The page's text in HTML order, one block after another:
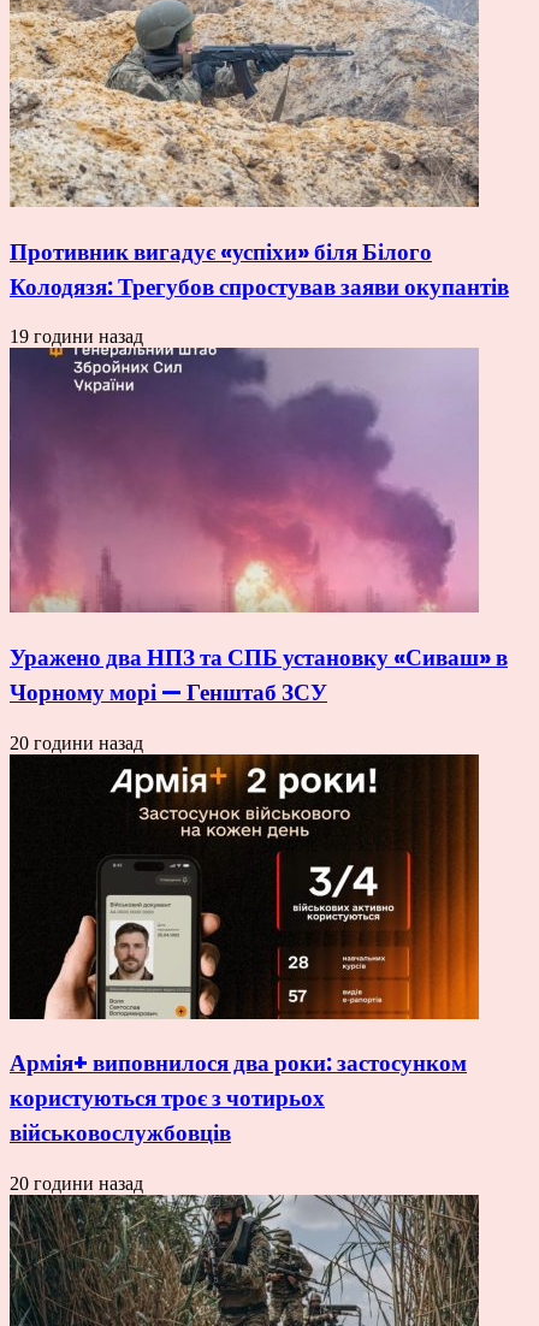
Противник вигадує «успіхи» біля Білого
Колодязя: Трегубов спростував заяви окупантів
19 години назад
Уражено два НПЗ та СПБ установку «Сиваш» в
Чорному морі — Генштаб ЗСУ
20 години назад
Армія+ виповнилося два роки: застосунком
користуються троє з чотирьох
військовослужбовців
20 години назад